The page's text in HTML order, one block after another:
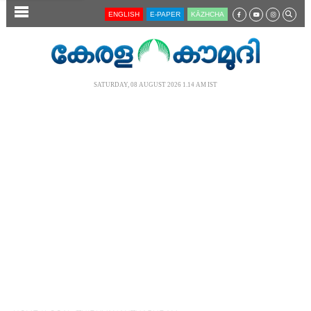
SECTIONS ENGLISH E-PAPER KĀZHCHA
SATURDAY, 08 AUGUST 2026 1.14 AM IST